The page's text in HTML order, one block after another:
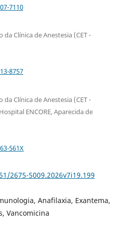
7110
Clínica de Anestesia (CET -
8757
Clínica de Anestesia (CET -
ENCORE, Aparecida de
561X
2675-5009.2026v7i19.199
Anafilaxia, Exantema,
Vancomicina